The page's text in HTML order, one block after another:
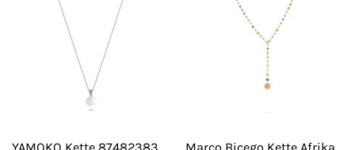
Marco Bicego Kette Afrika